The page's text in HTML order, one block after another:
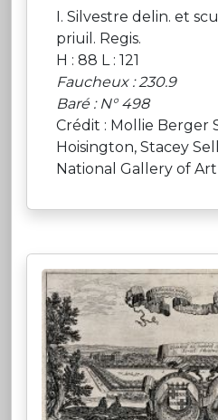
I. Silvestre delin. et
priuil. Regis.
H : 88 L : 121
Faucheux : 230.9
Baré : N° 498
Crédit : Mollie Berger
Hoisington, Stacey
National Gallery of